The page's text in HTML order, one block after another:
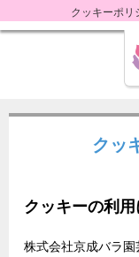
クッキーポ
クッ
クッキーの利
株式会社京成バラ園